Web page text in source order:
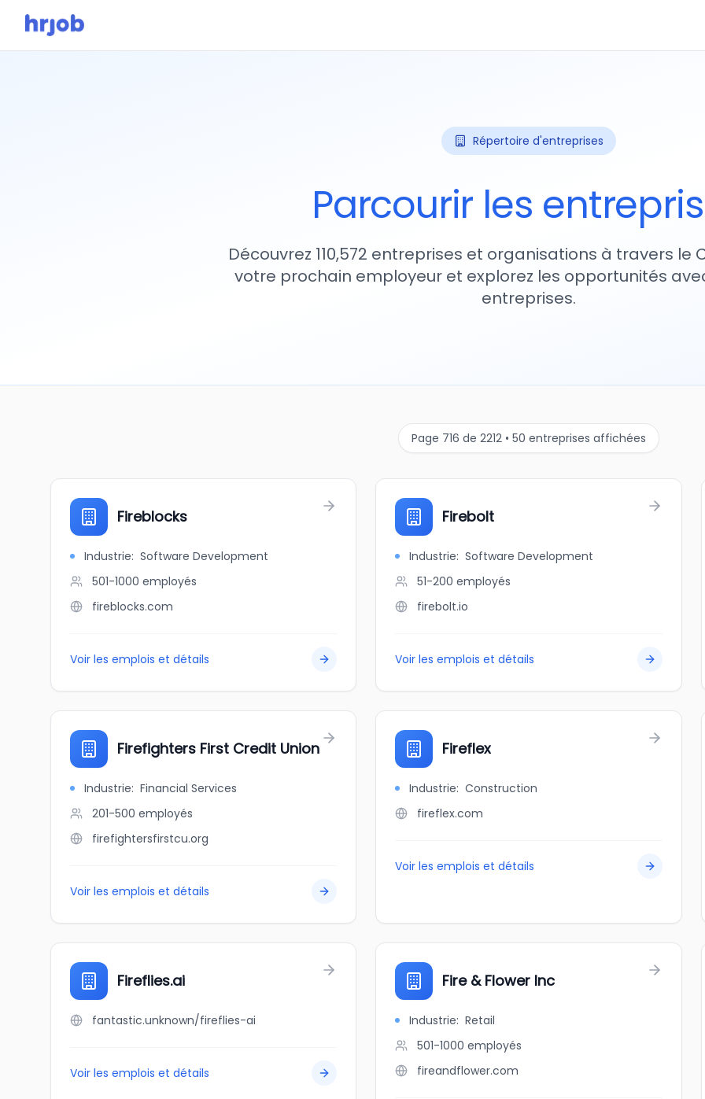
Répertoire d'entreprises
Parcourir les
Découvrez 110,572 entreprises et organisations à travers le
votre prochain employeur et explorez les opportunités
entreprises.
Page 716 de 2212 • 50 entreprises affichées
Fireblocks
Industrie: Software Development
501-1000 employés
fireblocks.com
Voir les emplois et détails
Firebolt
Industrie: Software Development
51-200 employés
firebolt.io
Voir les emplois et détails
Firefighters First Credit Union
Industrie: Financial Services
201-500 employés
firefightersfirstcu.org
Voir les emplois et détails
Fireflex
Industrie: Construction
fireflex.com
Voir les emplois et détails
Fireflies.ai
fantastic.unknown/fireflies-ai
Voir les emplois et détails
Fire & Flower Inc
Industrie: Retail
501-1000 employés
fireandflower.com